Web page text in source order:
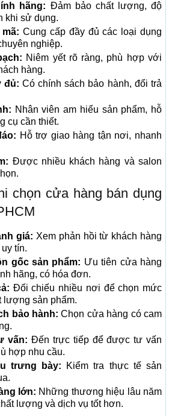
hãng: Đảm bảo chất lượng, độ
khi sử dụng.
Cung cấp đầy đủ các loại dụng
nghiệp.
Niêm yết rõ ràng, phù hợp với
hàng.
đủ: Có chính sách bảo hành, đổi trả
Nhân viên am hiểu sản phẩm, hỗ
cụ cần thiết.
Hỗ trợ giao hàng tận nơi, nhanh
Được nhiều khách hàng và salon
chọn cửa hàng bán dụng
giá: Xem phản hồi từ khách hàng
tín.
gốc sản phẩm: Ưu tiên cửa hàng
hãng, có hóa đơn.
Đối chiếu nhiều nơi để chọn mức
lượng sản phẩm.
bảo hành: Chọn cửa hàng có cam
vấn: Đến trực tiếp để được tư vấn
hợp nhu cầu.
trưng bày: Kiểm tra thực tế sản
lớn: Những thương hiệu lâu năm
lượng và dịch vụ tốt hơn.